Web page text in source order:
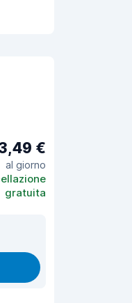
€
al giorno
gratuita